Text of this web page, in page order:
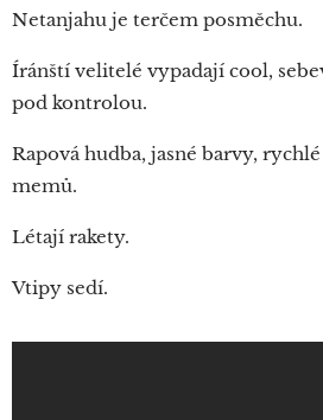
Netanjahu je terčem posměchu.
Íránští velitelé vypadají cool,
pod kontrolou.
Rapová hudba, jasné barvy,
memů.
Létají rakety.
Vtipy sedí.